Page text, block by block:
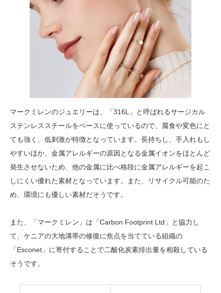
マークミレンのジュエリーは、「316L」と呼ばれるサージカル
ステンレススチールをベースに使っているので、腐食や変色にと
ても強く、低刺激が特徴となっています。長持ちし、手入れもし
やすいほか、金属アレルギーの原因となる金属イオンをほとんど
発生させないため、他の金属に比べ格段に金属アレルギーを起こ
しにくい優れた素材となっています。また、リサイクル可能のた
め、環境にも優しい素材だそうです。
また、「マークミレン」は「Carbon Footprint Ltd」と協力し
て、ケニアの大地溝帯の修復に焦点を当てている組織の
「Esconet」に寄付することで二酸化炭素排出量を相殺している
そうです。